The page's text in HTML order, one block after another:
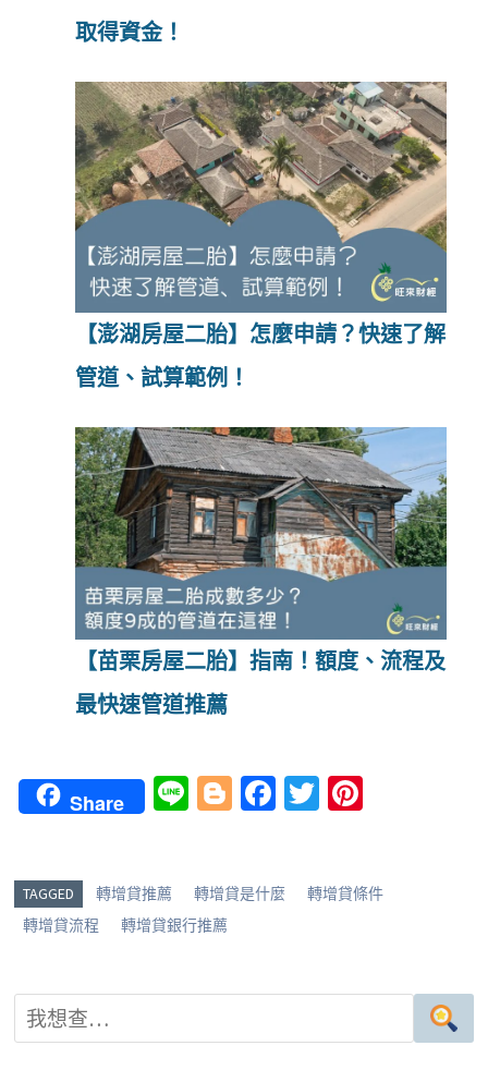
取得資金！
【澎湖房屋二胎】怎麼申請？快速了解
管道、試算範例！
【苗栗房屋二胎】指南！額度、流程及
最快速管道推薦
Share
Li Bl
g
Fa
o
T
er es
TAGGED 轉增貸推薦 轉增貸是什麼
轉增貸條件
轉增貸流程
轉增貸銀行推薦